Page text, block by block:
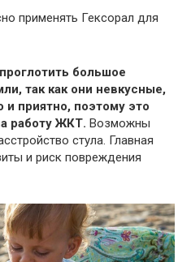
применять Гексорал для
большое
так как они невкусные,
и приятно, поэтому это
работу ЖКТ. Возможны
стула. Главная
и риск повреждения